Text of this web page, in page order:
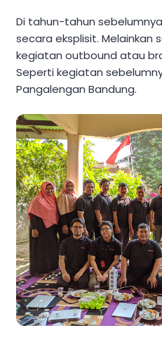
Di tahun-tahun
secara eksplisit. Melainkan
kegiatan outbound atau
Seperti kegiatan
Pangalengan Bandung.